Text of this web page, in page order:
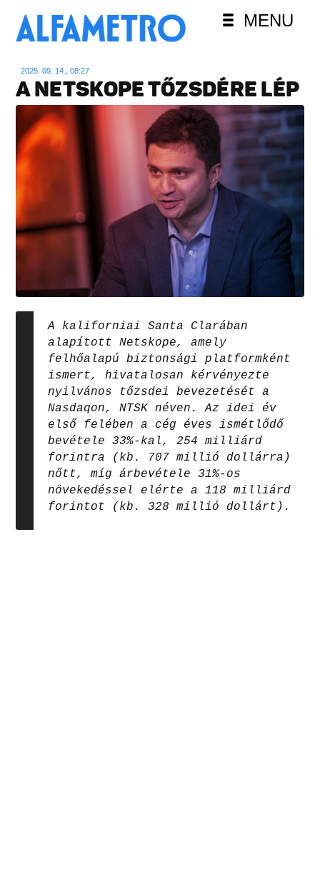
MENU
2025. 09. 14., 08:27
A NETSKOPE TŐZSDÉRE LÉP
A kaliforniai Santa Clarában
alapított Netskope, amely
felhőalapú biztonsági platformként
ismert, hivatalosan kérvényezte
nyilvános tőzsdei bevezetését a
Nasdaqon, NTSK néven. Az idei év
első felében a cég éves ismétlődő
bevétele 33%-kal, 254 milliárd
forintra (kb. 707 millió dollárra)
nőtt, míg árbevétele 31%-os
növekedéssel elérte a 118 milliárd
forintot (kb. 328 millió dollárt).